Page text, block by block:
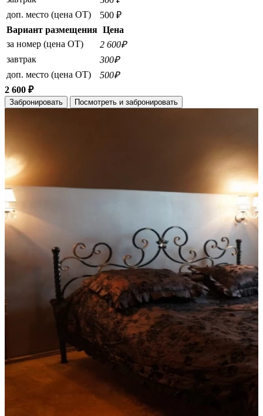
доп. место (цена ОТ)
500 ₽
Вариант размещения Цена
за номер (цена ОТ)
2 600₽
завтрак
300₽
доп. место (цена ОТ)
500₽
2 600 ₽
Забронировать Посмотреть и забронировать